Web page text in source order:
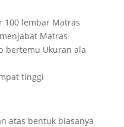
100 lembar Matras
Matras
bertemu Ukuran ala
tinggi
atas bentuk biasanya